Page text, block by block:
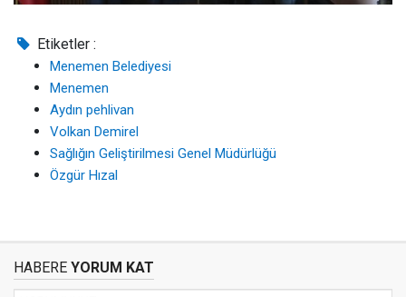
Etiketler :
Menemen Belediyesi
Menemen
Aydın pehlivan
Volkan Demirel
Sağlığın Geliştirilmesi Genel Müdürlüğü
Özgür Hızal
HABERE YORUM KAT